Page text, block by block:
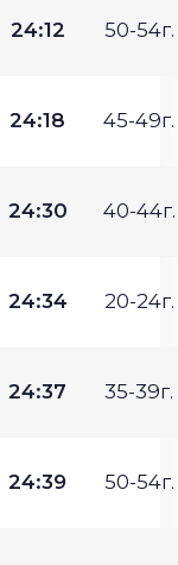
24:12 50-54г.
24:18 45-49г.
24:30 40-44г.
24:34 20-24г.
24:37 35-39г.
24:39 50-54г.